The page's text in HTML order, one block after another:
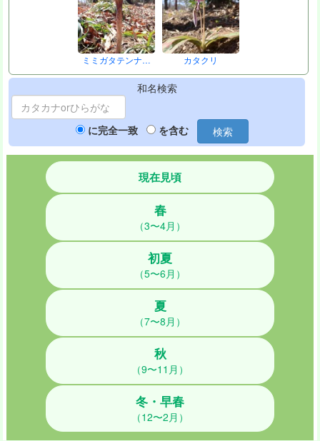
ミミガタテンナ… カタクリ
和名検索
に完全一致 を含む 検索
現在見頃
春
（3〜4月）
初夏
（5〜6月）
夏
（7〜8月）
秋
（9〜11月）
冬・早春
（12〜2月）